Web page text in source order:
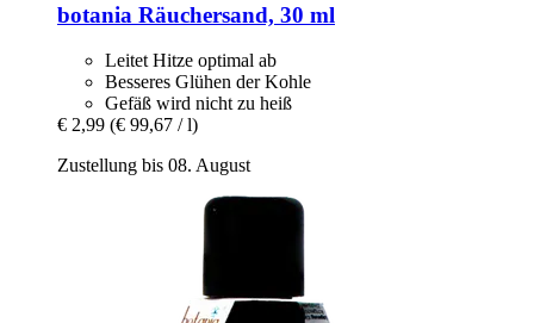
botania Räuchersand, 30 ml
Leitet Hitze optimal ab
Besseres Glühen der Kohle
Gefäß wird nicht zu heiß
€ 2,99 (€ 99,67 / l)
Zustellung bis 08. August